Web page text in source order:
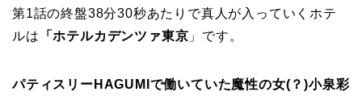
第1話の終盤38分30秒あたりで真人が入っていくホテ
ルは 「ホテルカデンツァ東京 」です。
パティスリーHAGUMIで働いていた魔性の女(？)小泉彩